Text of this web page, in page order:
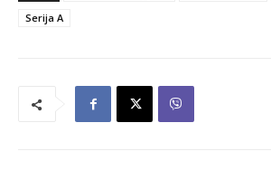
Serija A